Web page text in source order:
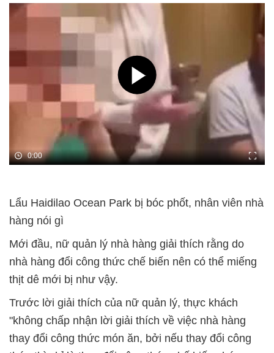
0:00
Lẩu Haidilao Ocean Park bị bóc phốt, nhân viên nhà
hàng nói gì
Mới đầu, nữ quản lý nhà hàng giải thích rằng do
nhà hàng đổi công thức chế biến nên có thể miếng
thịt dê mới bị như vậy.
Trước lời giải thích của nữ quản lý, thực khách
"không chấp nhận lời giải thích về việc nhà hàng
thay đổi công thức món ăn, bởi nếu thay đổi công